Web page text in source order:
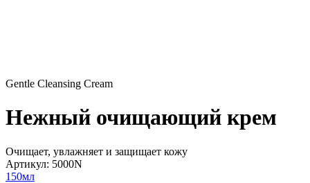
Gentle Cleansing Cream
Нежный очищающий крем
Очищает, увлажняет и защищает кожу
Артикул: 5000N
150мл